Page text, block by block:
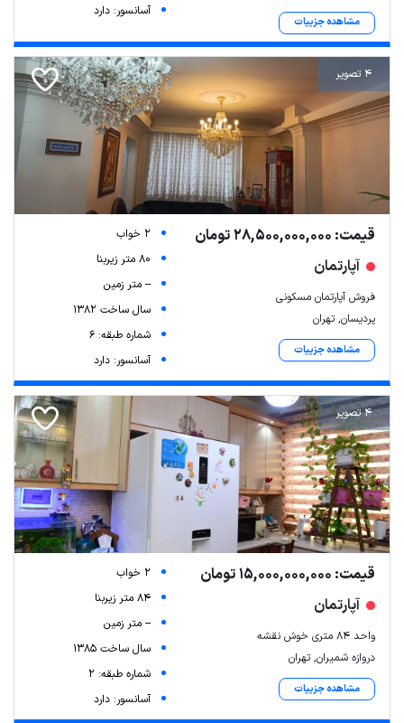
مشاهده جزییات
آسانسور: دارد
4 تصویر
قیمت: 28,500,000,000 تومان
آپارتمان
فروش آپارتمان مسکونی
پردیسان, تهران
مشاهده جزییات
2 خواب
80 متر زیربنا
-- متر زمین
سال ساخت 1382
شماره طبقه: 6
آسانسور: دارد
4 تصویر
قیمت: 15,000,000,000 تومان
آپارتمان
واحد 84 متری خوش نقشه
دروازه شمیران, تهران
مشاهده جزییات
2 خواب
84 متر زیربنا
-- متر زمین
سال ساخت 1385
شماره طبقه: 2
آسانسور: دارد